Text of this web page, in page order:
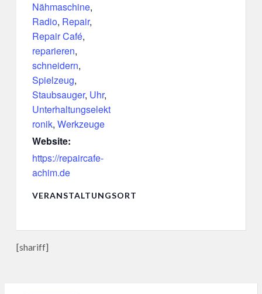
Nähmaschine,
Radio, Repair,
Repair Café,
reparieren,
schneidern,
Spielzeug,
Staubsauger, Uhr,
Unterhaltungselekt
ronik, Werkzeuge
Website:
https://repaircafe-
achim.de
VERANSTALTUNGSORT
[shariff]